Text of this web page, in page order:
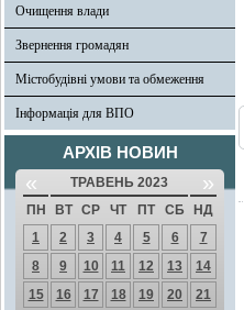
Очищення влади
Звернення громадян
Містобудівні умови та обмеження
Інформація для ВПО
АРХІВ НОВИН
« ТРАВЕНЬ 2023 »
ПН ВТ СР ЧТ ПТ СБ
НД
1
2 3 4 5 6
7
8
9 10 11 12 13
14
15
16 17 18 19 20
21